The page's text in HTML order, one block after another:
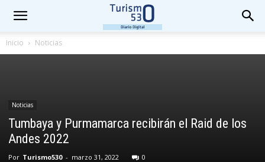
Inicio Noticias
Noticias
Tumbaya y Purmamarca recibirán el Raid de los
Andes 2022
Por Turismo530 - marzo 31, 2022 0